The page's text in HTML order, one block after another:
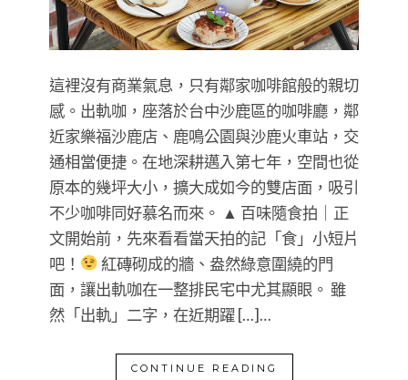
這裡沒有商業氣息，只有鄰家咖啡館般的親切
感。出軌咖，座落於台中沙鹿區的咖啡廳，鄰
近家樂福沙鹿店、鹿鳴公園與沙鹿火車站，交
通相當便捷。在地深耕邁入第七年，空間也從
原本的幾坪大小，擴大成如今的雙店面，吸引
不少咖啡同好慕名而來。 ▲ 百味隨食拍｜正
文開始前，先來看看當天拍的記「食」小短片
吧！
紅磚砌成的牆、盎然綠意圍繞的門
面，讓出軌咖在一整排民宅中尤其顯眼。 雖
然「出軌」二字，在近期躍 […]…
CONTINUE READING